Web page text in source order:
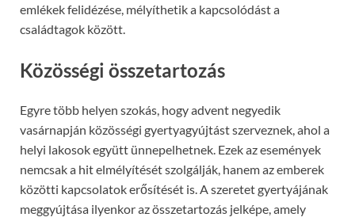
emlékek felidézése, mélyíthetik a kapcsolódást a
családtagok között.
Közösségi összetartozás
Egyre több helyen szokás, hogy advent negyedik
vasárnapján közösségi gyertyagyújtást szerveznek, ahol a
helyi lakosok együtt ünnepelhetnek. Ezek az események
nemcsak a hit elmélyítését szolgálják, hanem az emberek
közötti kapcsolatok erősítését is. A szeretet gyertyájának
meggyújtása ilyenkor az összetartozás jelképe, amely